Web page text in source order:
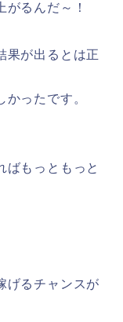
るんだ～！
果が出るとは正
ったです。
ばもっともっと
げるチャンスが